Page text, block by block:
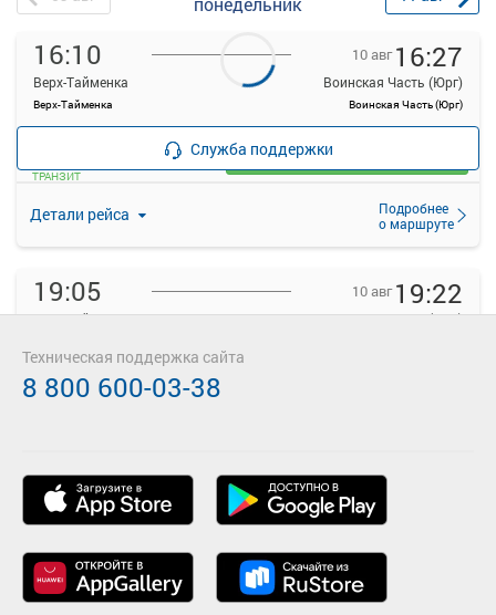
16:10
Верх-Тайменка
Верх-Тайменка
10 авг 16:27
Воинская Часть (Юрг)
Воинская Часть (Юрг)
Детали рейса
Подробнее
о маршруте
—
ТРАНЗИТ
Загрузить цену
19:05
Верх-Тайменка
10 авг 19:22
Воинская Часть (Юрг)
— руб.
Служба поддержки
Техническая поддержка сайта
8 800 600-03-38